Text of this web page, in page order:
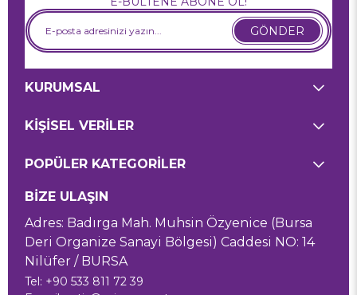
GÖNDER
KURUMSAL
KİŞİSEL VERİLER
POPÜLER KATEGORİLER
BİZE ULAŞIN
Adres: Badırga Mah. Muhsin Özyenice (Bursa
Deri Organize Sanayi Bölgesi) Caddesi NO: 14
Nilüfer / BURSA
Tel: +90 533 811 72 39